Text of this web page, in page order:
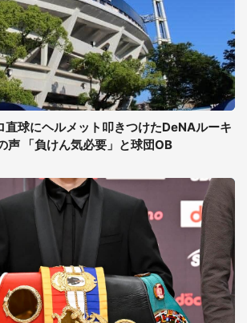
直球にヘルメット叩きつけたDeNAルーキ
声 「負けん気必要」と球団OB